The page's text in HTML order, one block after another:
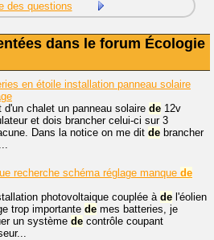
des questions
dans le forum Écologie
en étoile installation panneau solaire
chalet un panneau solaire de 12v
et dois brancher celui-ci sur 3
Dans la notice on me dit de brancher
recherche schéma réglage manque de
photovoltaique couplée à de l'éolien
trop importante de mes batteries, je
un système de contrôle coupant